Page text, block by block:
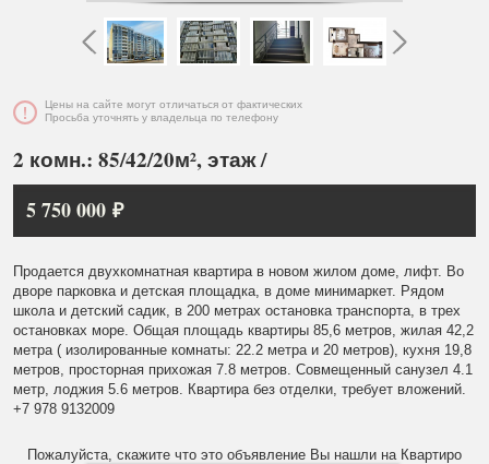
Цены на сайте могут отличаться от фактических
Просьба уточнять у владельца по телефону
2 комн.: 85/42/20м², этаж /
5 750 000 ₽
Продается двухкомнатная квартира в новом жилом доме, лифт. Во
дворе парковка и детская площадка, в доме минимаркет. Рядом
школа и детский садик, в 200 метрах остановка транспорта, в трех
остановках море. Общая площадь квартиры 85,6 метров, жилая 42,2
метра ( изолированные комнаты: 22.2 метра и 20 метров), кухня 19,8
метров, просторная прихожая 7.8 метров. Совмещенный санузел 4.1
метр, лоджия 5.6 метров. Квартира без отделки, требует вложений.
+7 978 9132009
Пожалуйста, скажите что это объявление Вы нашли на Квартиро